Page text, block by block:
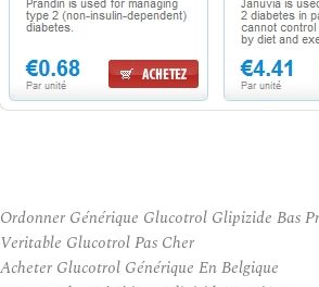
Ordonner Générique Glucotrol Glipizide Bas
Veritable Glucotrol Pas Cher
Acheter Glucotrol Générique En Belgique